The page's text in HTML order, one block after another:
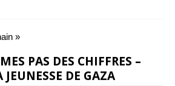
»
PAS DES CHIFFRES –
JEUNESSE DE GAZA